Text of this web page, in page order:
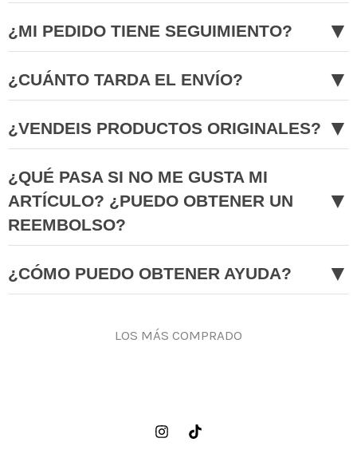
¿MI PEDIDO TIENE SEGUIMIENTO? ▼
¿CUÁNTO TARDA EL ENVÍO? ▼
¿VENDEIS PRODUCTOS ORIGINALES? ▼
¿QUÉ PASA SI NO ME GUSTA MI
ARTÍCULO? ¿PUEDO OBTENER UN
REEMBOLSO?
▼
¿CÓMO PUEDO OBTENER AYUDA? ▼
LOS MÁS COMPRADO